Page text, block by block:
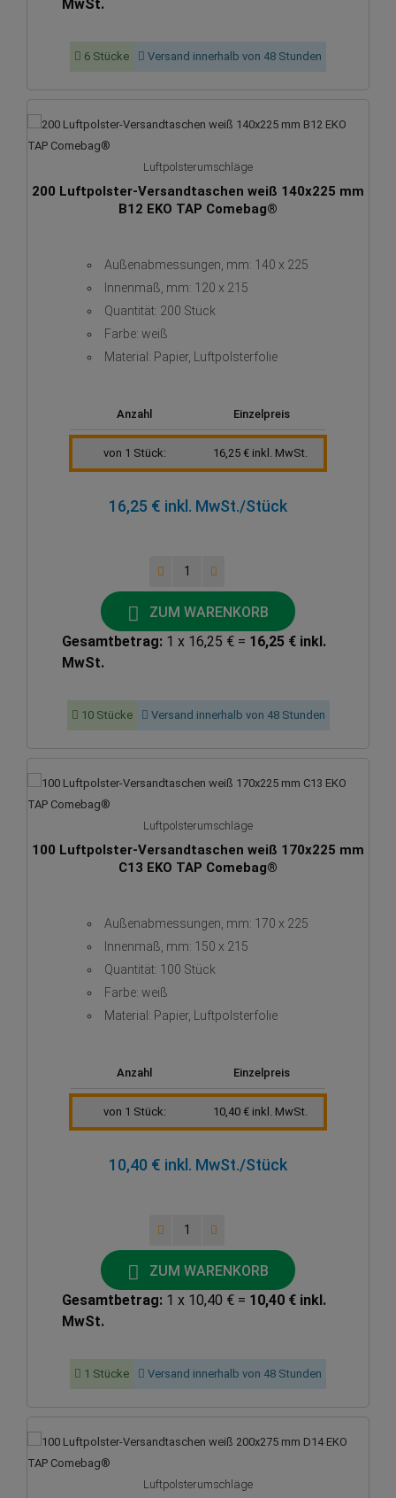
MwSt.
6 Stücke Versand innerhalb von 48 Stunden
Luftpolsterumschläge
200 Luftpolster-Versandtaschen weiß 140x225 mm
B12 EKO TAP Comebag®
Außenabmessungen, mm: 140 x 225
Innenmaß, mm: 120 x 215
Quantität: 200 Stück
Farbe: weiß
Material: Papier, Luftpolsterfolie
Anzahl Einzelpreis
von 1 Stück: 16,25 € inkl. MwSt.
16,25 € inkl. MwSt./Stück
ZUM WARENKORB
Gesamtbetrag: 1 x 16,25 € = 16,25 € inkl.
MwSt.
10 Stücke Versand innerhalb von 48 Stunden
Luftpolsterumschläge
100 Luftpolster-Versandtaschen weiß 170x225 mm
C13 EKO TAP Comebag®
Außenabmessungen, mm: 170 x 225
Innenmaß, mm: 150 x 215
Quantität: 100 Stück
Farbe: weiß
Material: Papier, Luftpolsterfolie
Anzahl Einzelpreis
von 1 Stück: 10,40 € inkl. MwSt.
10,40 € inkl. MwSt./Stück
ZUM WARENKORB
Gesamtbetrag: 1 x 10,40 € = 10,40 € inkl.
MwSt.
1 Stücke Versand innerhalb von 48 Stunden
Luftpolsterumschläge